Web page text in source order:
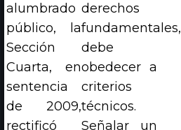
alumbrado
público, la
Sección
Cuarta, en
sentencia
de 2009,
rectificó
derechos
fundamentales,
debe
obedecer a
criterios
técnicos.
Señalar un